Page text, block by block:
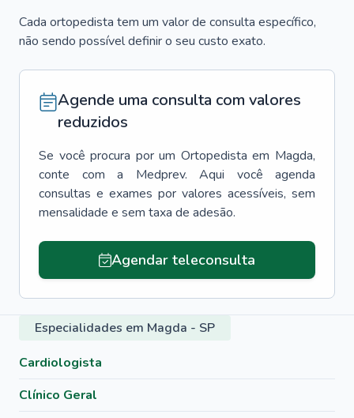
Cada ortopedista tem um valor de consulta específico,
não sendo possível definir o seu custo exato.
Agende uma consulta com valores
reduzidos
Se você procura por um Ortopedista em Magda,
conte com a Medprev. Aqui você agenda
consultas e exames por valores acessíveis, sem
mensalidade e sem taxa de adesão.
Agendar teleconsulta
Especialidades em Magda - SP
Cardiologista
Clínico Geral